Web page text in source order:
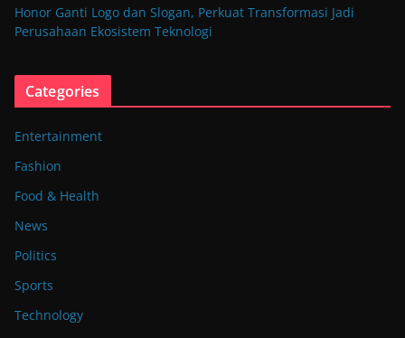
Honor Ganti Logo dan Slogan, Perkuat Transformasi Jadi
Perusahaan Ekosistem Teknologi
Categories
Entertainment
Fashion
Food & Health
News
Politics
Sports
Technology